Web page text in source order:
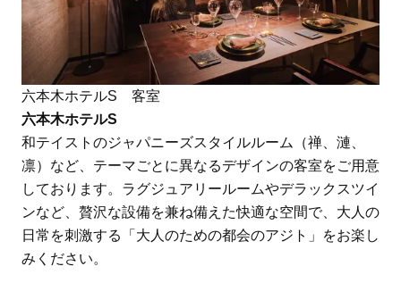
六本木ホテルS 客室
六本木ホテルS
和テイストのジャパニーズスタイルルーム（禅、漣、
凛）など、テーマごとに異なるデザインの客室をご用意
しております。ラグジュアリールームやデラックスツイ
ンなど、贅沢な設備を兼ね備えた快適な空間で、大人の
日常を刺激する「大人のための都会のアジト」をお楽し
みください。